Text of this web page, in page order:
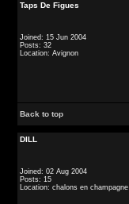
Taps De Figues
Joined: 15 Jun 2004
Posts: 32
Location: Avignon
Back to top
DILL
Joined: 02 Aug 2004
Posts: 15
Location: chalons en champagne